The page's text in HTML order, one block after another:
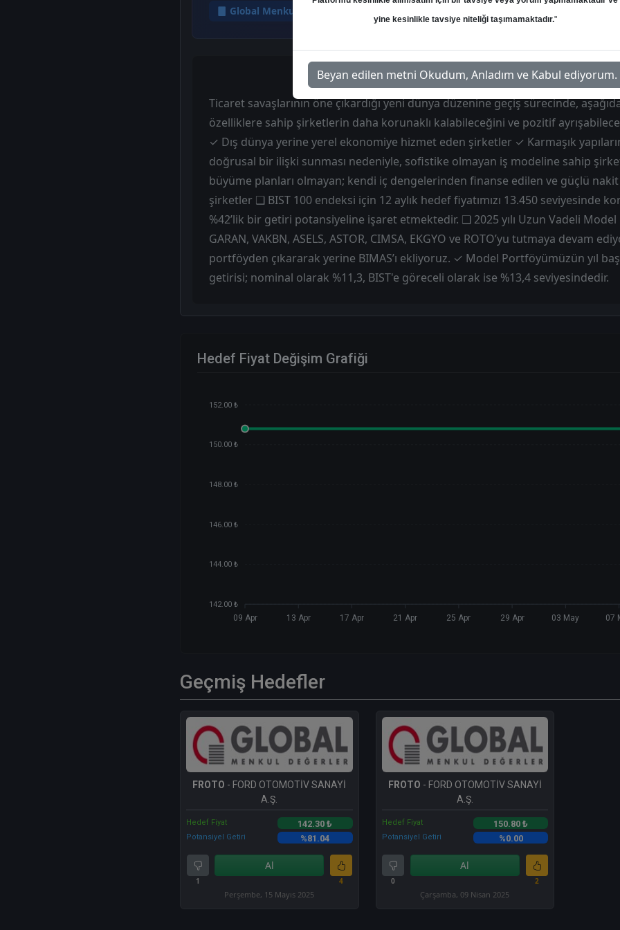
Global Menkul Değerler
Ticaret savaşlarının öne çıkardığı yeni dünya düzenine geçiş sürecinde, aşağıda
özelliklere sahip şirketlerin daha korunaklı kalabileceğini ve pozitif
✓ Dış dünya yerine yerel ekonomiye hizmet eden şirketler ✓ Karmaşık yapıların
doğrusal bir ilişki sunması nedeniyle, sofistike olmayan iş modeline sahip
büyüme planları olmayan; kendi iç dengelerinden finanse edilen ve güçlü nakit
şirketler ❑ BIST 100 endeksi için 12 aylık hedef fiyatımızı 13.450 seviyesinde
%42’lik bir getiri potansiyeline işaret etmektedir. ❑ 2025 yılı Uzun Vadeli
GARAN, VAKBN, ASELS, ASTOR, CIMSA, EKGYO ve ROTO’yu tutmaya devam
portföyden çıkararak yerine BIMAS’ı ekliyoruz. ✓ Model Portföyümüzün yıl
getirisi; nominal olarak %11,3, BIST'e göreceli olarak ise %13,4 seviyesindedir.
Hedef Fiyat Değişim Grafiği
152.00 ₺
150.00 ₺
148.00 ₺
146.00 ₺
144.00 ₺
142.00 ₺
09 Apr 13 Apr 17 Apr 21 Apr 25 Apr 29 Apr 03 May 07
Geçmiş Hedefler
FROTO - FORD OTOMOTİV SANAYİ
A.Ş.
Hedef Fiyat 142.30 ₺
Potansiyel Getiri %81.04
1
Al
4
Perşembe, 15 Mayıs 2025
FROTO - FORD OTOMOTİV SANAYİ
A.Ş.
Hedef Fiyat 150.80 ₺
Potansiyel Getiri %0.00
0
Al
2
Çarşamba, 09 Nisan 2025
yine kesinlikle tavsiye niteliği taşımamaktadır."
Beyan edilen metni Okudum, Anladım ve Kabul ediyorum.